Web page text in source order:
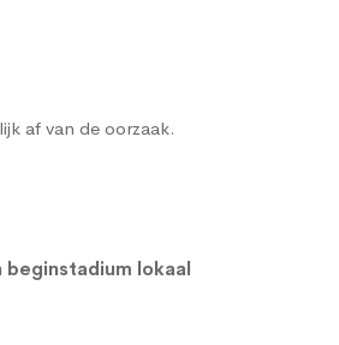
af van de oorzaak.
lokaal